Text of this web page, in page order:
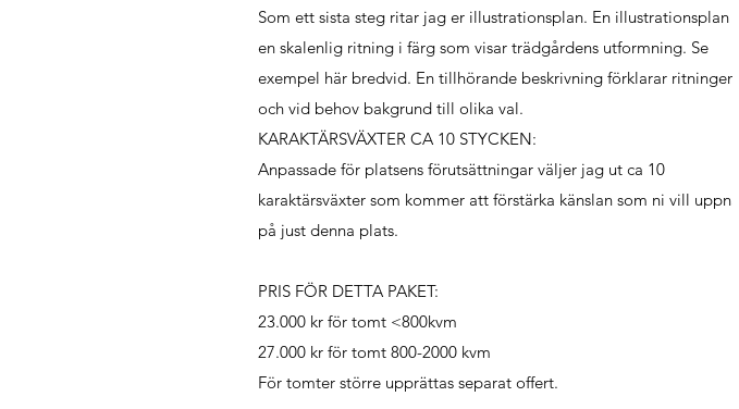
Som ett sista steg ritar jag er illustrationsplan. En illustrationsplan är
en skalenlig ritning i färg som visar trädgårdens utformning. Se
exempel här bredvid. En tillhörande beskrivning förklarar ritningen
och vid behov bakgrund till olika val.
KARAKTÄRSVÄXTER CA 10 STYCKEN:
Anpassade för platsens förutsättningar väljer jag ut ca 10
karaktärsväxter som kommer att förstärka känslan som ni vill uppnå
på just denna plats.
PRIS FÖR DETTA PAKET:
23.000 kr för tomt <800kvm
27.000 kr för tomt 800-2000 kvm
För tomter större upprättas separat offert.